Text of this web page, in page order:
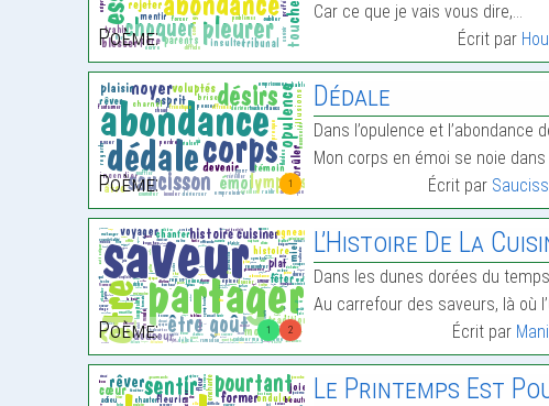
Poème:
Car ce que je vais vous dire,…
Écrit par
1
Poème:
Dédale
Dans l’opulence et l’abondance
Mon corps en émoi se noie
Écrit par
1 2
Poème:
L’Histoire De La
Dans les dunes dorées du
Au carrefour des saveurs, là où
Écrit par
Le Printemps Est